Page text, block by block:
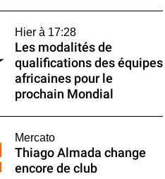
Hier à 17:28
Les modalités de
qualifications des équipes
africaines pour le
prochain Mondial
Mercato
Thiago Almada change
encore de club